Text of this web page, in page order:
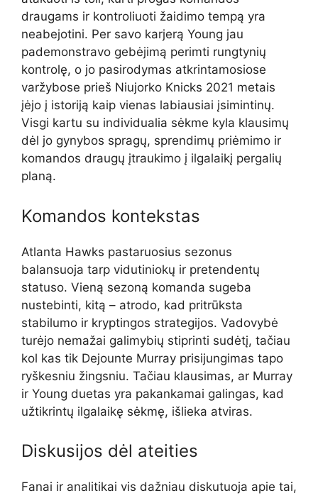
draugams ir kontroliuoti žaidimo tempą yra
neabejotini. Per savo karjerą Young jau
pademonstravo gebėjimą perimti rungtynių
kontrolę, o jo pasirodymas atkrintamosiose
varžybose prieš Niujorko Knicks 2021 metais
įėjo į istoriją kaip vienas labiausiai įsimintinų.
Visgi kartu su individualia sėkme kyla klausimų
dėl jo gynybos spragų, sprendimų priėmimo ir
komandos draugų įtraukimo į ilgalaikį pergalių
planą.
Komandos kontekstas
Atlanta Hawks pastaruosius sezonus
balansuoja tarp vidutiniokų ir pretendentų
statuso. Vieną sezoną komanda sugeba
nustebinti, kitą – atrodo, kad pritrūksta
stabilumo ir kryptingos strategijos. Vadovybė
turėjo nemažai galimybių stiprinti sudėtį, tačiau
kol kas tik Dejounte Murray prisijungimas tapo
ryškesniu žingsniu. Tačiau klausimas, ar Murray
ir Young duetas yra pakankamai galingas, kad
užtikrintų ilgalaikę sėkmę, išlieka atviras.
Diskusijos dėl ateities
Fanai ir analitikai vis dažniau diskutuoja apie tai,